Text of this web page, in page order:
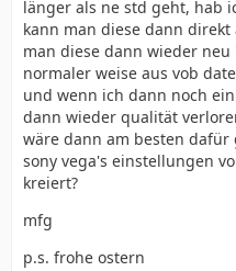
länger als ne std geht, hab
kann man diese dann
man diese dann wieder
normaler weise aus vob
und wenn ich dann noch
dann wieder qualität
wäre dann am besten dafür
sony vega's einstellungen
kreiert?
mfg
p.s. frohe ostern